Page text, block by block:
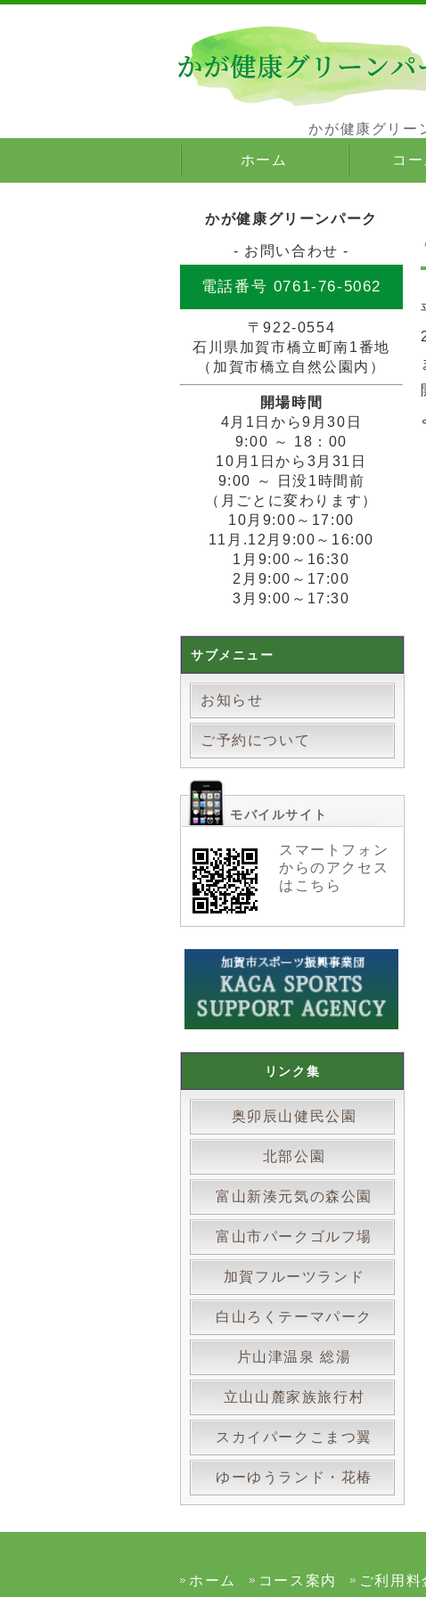
かが健康グリー
ホーム コ
かが健康グリーンパーク
- お問い合わせ -
電話番号 0761-76-5062
〒922-0554
石川県加賀市橋立町南1番地
（加賀市橋立自然公園内）
開場時間
4月1日から9月30日
9:00 ～ 18：00
10月1日から3月31日
9:00 ～ 日没1時間前
（月ごとに変わります）
10月9:00～17:00
11月.12月9:00～16:00
1月9:00～16:30
2月9:00～17:00
3月9:00～17:30
サブメニュー
お知らせ
ご予約について
モバイルサイト
スマートフォン
からのアクセス
はこちら
リンク集
奥卯辰山健民公園
北部公園
富山新湊元気の森公園
富山市パークゴルフ場
加賀フルーツランド
白山ろくテーマパーク
片山津温泉 総湯
立山山麓家族旅行村
スカイパークこまつ翼
ゆーゆうランド・花椿
ホーム コース案内 ご利用料